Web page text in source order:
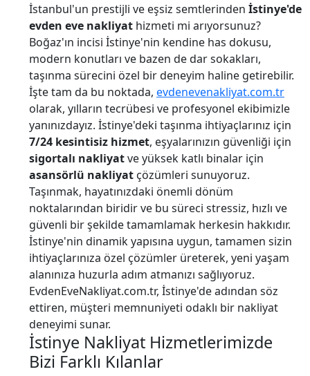
İstanbul'un prestijli ve eşsiz semtlerinden İstinye'de
evden eve nakliyat hizmeti mi arıyorsunuz?
Boğaz'ın incisi İstinye'nin kendine has dokusu,
modern konutları ve bazen de dar sokakları,
taşınma sürecini özel bir deneyim haline getirebilir.
İşte tam da bu noktada, evdenevenakliyat.com.tr
olarak, yılların tecrübesi ve profesyonel ekibimizle
yanınızdayız. İstinye'deki taşınma ihtiyaçlarınız için
7/24 kesintisiz hizmet, eşyalarınızın güvenliği için
sigortalı nakliyatve yüksek katlı binalar için
asansörlü nakliyat çözümleri sunuyoruz.
Taşınmak, hayatınızdaki önemli dönüm
noktalarından biridir ve bu süreci stressiz, hızlı ve
güvenli bir şekilde tamamlamak herkesin hakkıdır.
İstinye'nin dinamik yapısına uygun, tamamen sizin
ihtiyaçlarınıza özel çözümler üreterek, yeni yaşam
alanınıza huzurla adım atmanızı sağlıyoruz.
EvdenEveNakliyat.com.tr, İstinye'de adından söz
ettiren, müşteri memnuniyeti odaklı bir nakliyat
deneyimi sunar.
İstinye Nakliyat Hizmetlerimizde
Bizi Farklı Kılanlar